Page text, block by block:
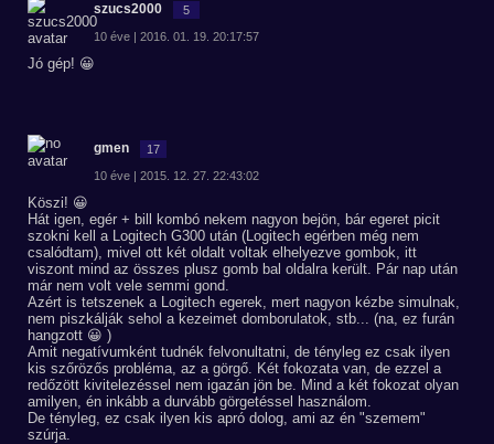
szucs2000 5
10 éve | 2016. 01. 19. 20:17:57
Jó gép! 😀
gmen 17
10 éve | 2015. 12. 27. 22:43:02
Köszi! 😀
Hát igen, egér + bill kombó nekem nagyon bejön, bár egeret picit
szokni kell a Logitech G300 után (Logitech egérben még nem
csalódtam), mivel ott két oldalt voltak elhelyezve gombok, itt
viszont mind az összes plusz gomb bal oldalra került. Pár nap után
már nem volt vele semmi gond.
Azért is tetszenek a Logitech egerek, mert nagyon kézbe simulnak,
nem piszkálják sehol a kezeimet domborulatok, stb... (na, ez furán
hangzott 😀 )
Amit negatívumként tudnék felvonultatni, de tényleg ez csak ilyen
kis szőrözős probléma, az a görgő. Két fokozata van, de ezzel a
redőzött kivitelezéssel nem igazán jön be. Mind a két fokozat olyan
amilyen, én inkább a durvább görgetéssel használom.
De tényleg, ez csak ilyen kis apró dolog, ami az én "szemem"
szúrja.